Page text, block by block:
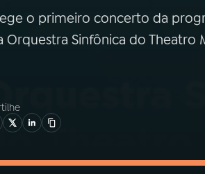
o primeiro concerto da
Sinfônica do Theatro